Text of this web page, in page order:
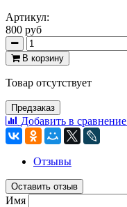
Артикул:
800 руб
В корзину
Товар отсутствует
Предзаказ
Добавить в сравнение
Отзывы
Оставить отзыв
Имя